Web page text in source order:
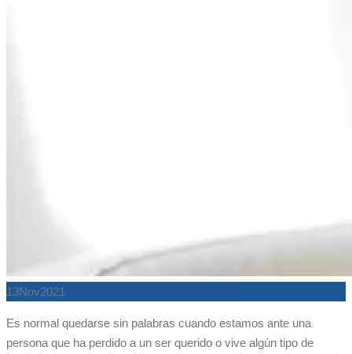
13Nov2021
Es normal quedarse sin palabras cuando estamos ante una
persona que ha perdido a un ser querido o vive algún tipo de